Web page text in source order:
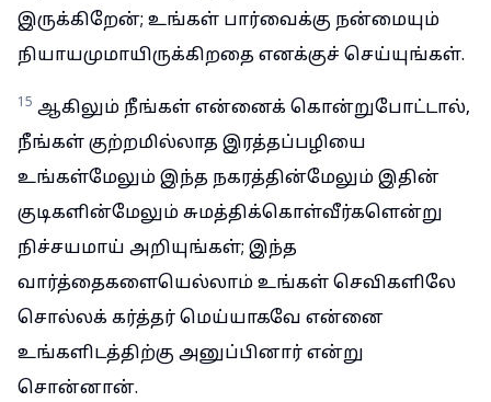
இருக்கிறேன்; உங்கள் பார்வைக்கு நன்மையும்
நியாயமுமாயிருக்கிறதை எனக்குச் செய்யுங்கள்.
15 ஆகிலும் நீங்கள் என்னைக் கொன்றுபோட்டால்,
நீங்கள் குற்றமில்லாத இரத்தப்பழியை
உங்கள்மேலும் இந்த நகரத்தின்மேலும் இதின்
குடிகளின்மேலும் சுமத்திக்கொள்வீர்களென்று
நிச்சயமாய் அறியுங்கள்; இந்த
வார்த்தைகளையெல்லாம் உங்கள் செவிகளிலே
சொல்லக் கர்த்தர் மெய்யாகவே என்னை
உங்களிடத்திற்கு அனுப்பினார் என்று
சொன்னான்.